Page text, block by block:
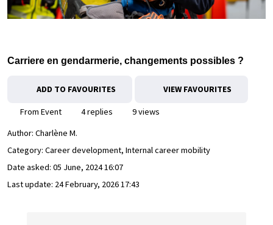
Carriere en gendarmerie, changements possibles ?
ADD TO FAVOURITES VIEW FAVOURITES
From Event 4 replies
9 views
Author: Charlène M.
Category: Career development, Internal career mobility
Date asked: 05 June, 2024 16:07
Last update: 24 February, 2026 17:43